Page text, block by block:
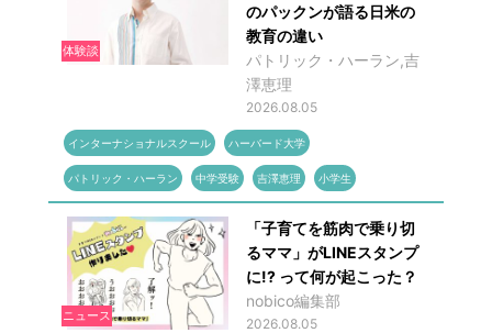
体験談
のパックンが語る日米の
教育の違い
パトリック・ハーラン,吉
澤恵理
2026.08.05
インターナショナルスクール ハーバード大学
パトリック・ハーラン 中学受験 吉澤恵理 小学生
ニュース
「子育てを筋肉で乗り切
るママ」がLINEスタンプ
に!? って何が起こった？
nobico編集部
2026.08.05